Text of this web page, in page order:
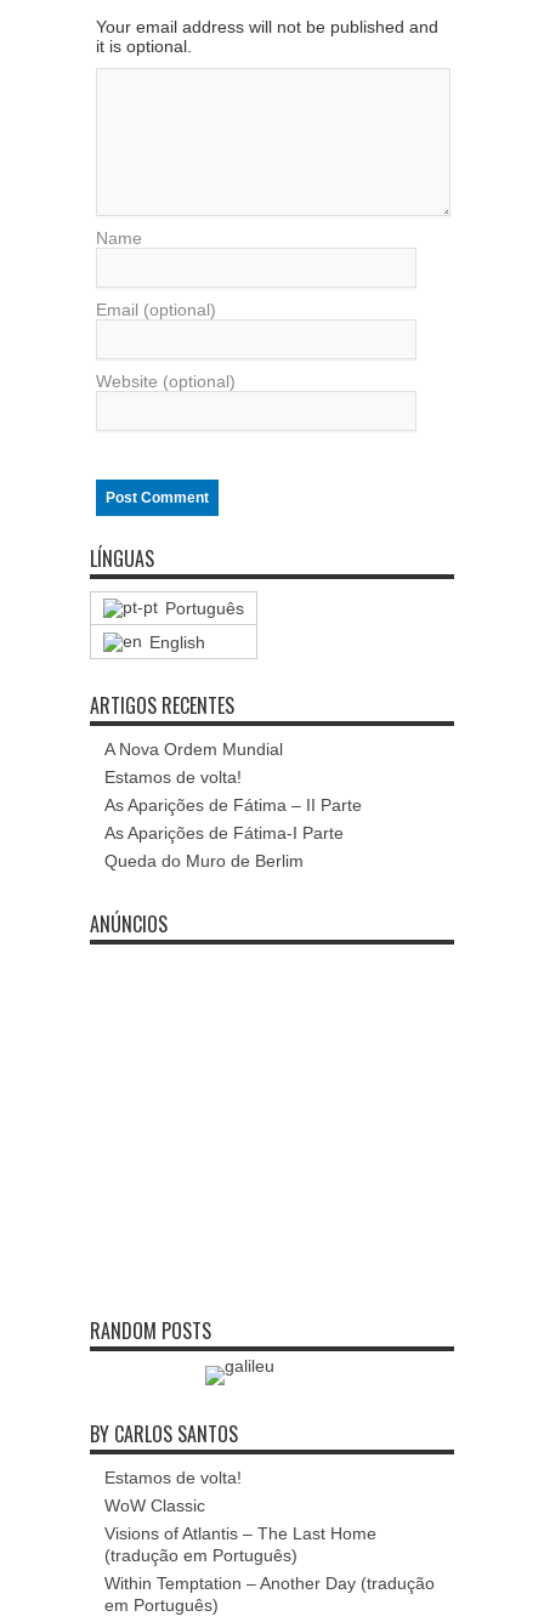
Your email address will not be published and
it is optional.
Name
Email (optional)
Website (optional)
LÍNGUAS
Português
English
ARTIGOS RECENTES
A Nova Ordem Mundial
Estamos de volta!
As Aparições de Fátima – II Parte
As Aparições de Fátima-I Parte
Queda do Muro de Berlim
ANÚNCIOS
RANDOM POSTS
BY CARLOS SANTOS
Estamos de volta!
WoW Classic
Visions of Atlantis – The Last Home
(tradução em Português)
Within Temptation – Another Day (tradução
em Português)